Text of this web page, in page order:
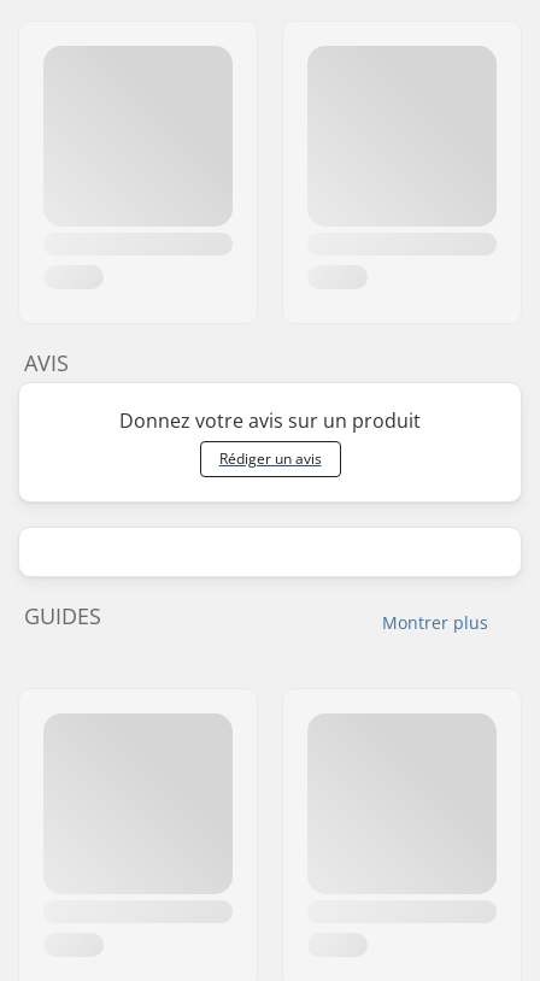
AVIS
Donnez votre avis sur un produit
Rédiger un avis
Montrer plus
GUIDES